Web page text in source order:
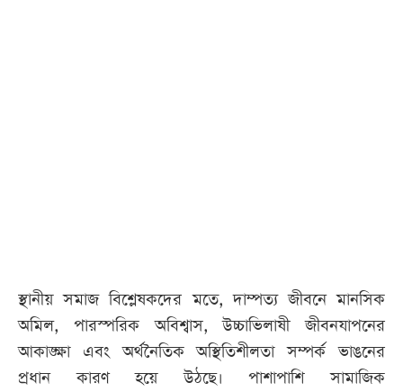
স্থানীয় সমাজ বিশ্লেষকদের মতে, দাম্পত্য জীবনে মানসিক
অমিল, পারস্পরিক অবিশ্বাস, উচ্চাভিলাষী জীবনযাপনের
আকাঙ্ক্ষা এবং অর্থনৈতিক অস্থিতিশীলতা সম্পর্ক ভাঙনের
প্রধান কারণ হয়ে উঠছে। পাশাপাশি সামাজিক